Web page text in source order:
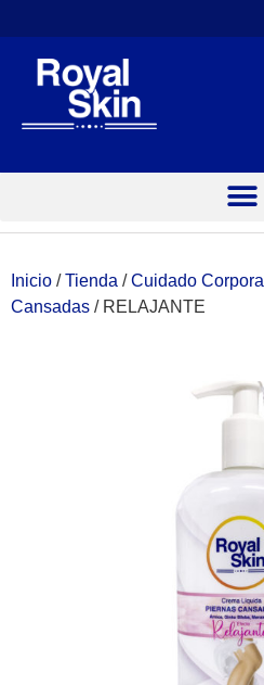
Inicio /Tienda /Cuidado Corporal
Cansadas / RELAJANTE